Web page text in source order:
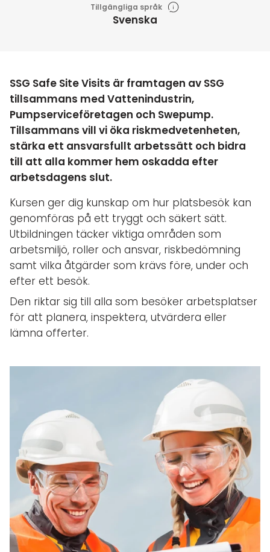
Tillgängliga språk
Svenska
SSG Safe Site Visits är framtagen av SSG
tillsammans med Vattenindustrin,
Pumpserviceföretagen och Swepump.
Tillsammans vill vi öka riskmedvetenheten,
stärka ett ansvarsfullt arbetssätt och bidra
till att alla kommer hem oskadda efter
arbetsdagens slut.
Kursen ger dig kunskap om hur platsbesök kan
genomföras på ett tryggt och säkert sätt.
Utbildningen täcker viktiga områden som
arbetsmiljö, roller och ansvar, riskbedömning
samt vilka åtgärder som krävs före, under och
efter ett besök.
Den riktar sig till alla som besöker arbetsplatser
för att planera, inspektera, utvärdera eller
lämna offerter.